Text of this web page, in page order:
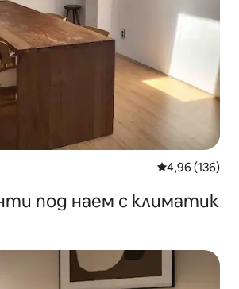
Средна
4,96 (136)
под наем с климатик